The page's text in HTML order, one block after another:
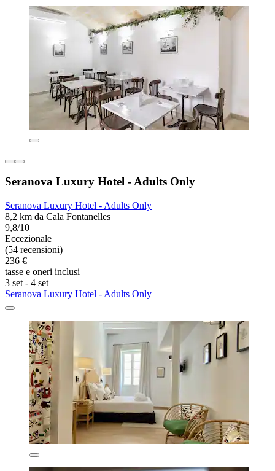
Seranova Luxury Hotel - Adults Only
Seranova Luxury Hotel - Adults Only
8,2 km da Cala Fontanelles
9,8/10
Eccezionale
(54 recensioni)
236 €
tasse e oneri inclusi
3 set - 4 set
Seranova Luxury Hotel - Adults Only